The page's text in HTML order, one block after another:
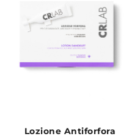
Lozione Antiforfora